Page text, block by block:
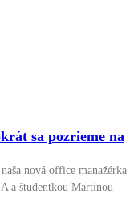
sa pozrieme na
nová office manažérka
a študentkou Martinou